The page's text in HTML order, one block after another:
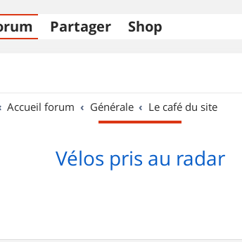
Partager Shop
Accueil forum Générale Le café du site
Vélos pris au radar